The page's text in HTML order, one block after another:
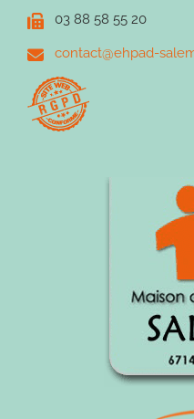
03 88 58 55 20
contact@ehpad-